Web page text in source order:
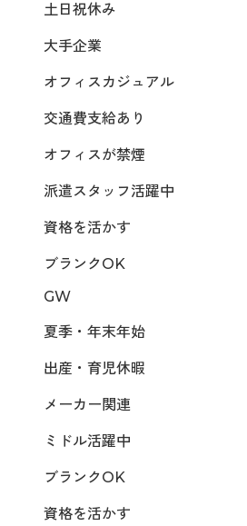
土日祝休み
大手企業
オフィスカジュアル
交通費支給あり
オフィスが禁煙
派遣スタッフ活躍中
資格を活かす
ブランクOK
GW
夏季・年末年始
出産・育児休暇
メーカー関連
ミドル活躍中
ブランクOK
資格を活かす